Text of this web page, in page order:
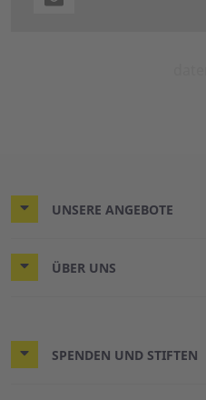
UNSERE ANGEBOTE
ÜBER UNS
SPENDEN UND STIFTEN